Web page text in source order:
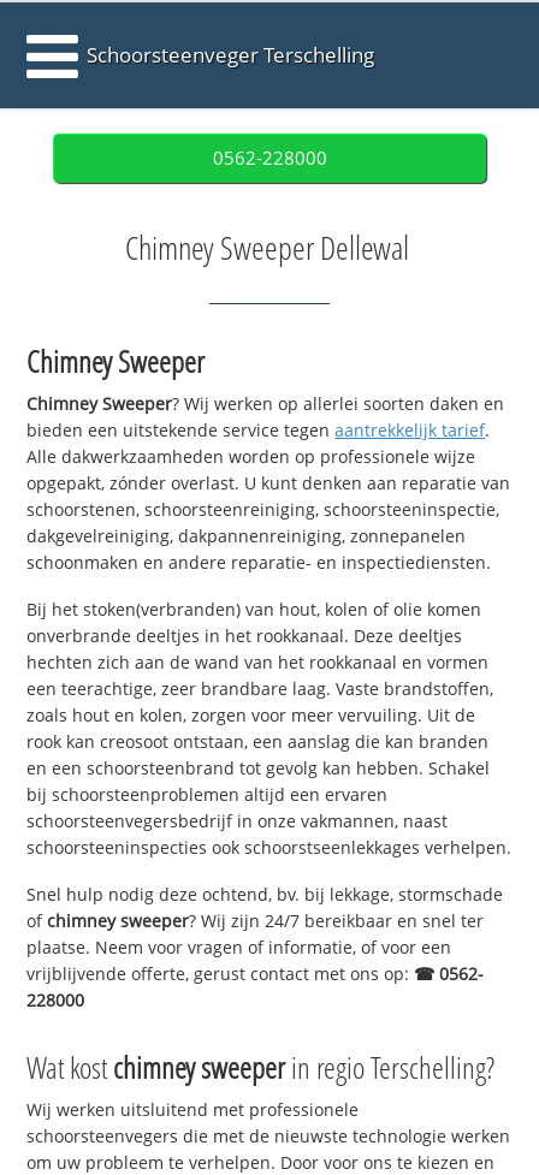
Schoorsteenveger Terschelling
0562-228000
Chimney Sweeper Dellewal
Chimney Sweeper
Chimney Sweeper? Wij werken op allerlei soorten daken en
bieden een uitstekende service tegenaantrekkelijk tarief.
Alle dakwerkzaamheden worden op professionele wijze
opgepakt, zónder overlast. U kunt denken aan reparatie van
schoorstenen, schoorsteenreiniging, schoorsteeninspectie,
dakgevelreiniging, dakpannenreiniging, zonnepanelen
schoonmaken en andere reparatie- en inspectiediensten.
Bij het stoken(verbranden) van hout, kolen of olie komen
onverbrande deeltjes in het rookkanaal. Deze deeltjes
hechten zich aan de wand van het rookkanaal en vormen
een teerachtige, zeer brandbare laag. Vaste brandstoffen,
zoals hout en kolen, zorgen voor meer vervuiling. Uit de
rook kan creosoot ontstaan, een aanslag die kan branden
en een schoorsteenbrand tot gevolg kan hebben. Schakel
bij schoorsteenproblemen altijd een ervaren
schoorsteenvegersbedrijf in onze vakmannen, naast
schoorsteeninspecties ook schoorstseenlekkages verhelpen.
Snel hulp nodig deze ochtend, bv. bij lekkage, stormschade
ofchimney sweeper? Wij zijn 24/7 bereikbaar en snel ter
plaatse. Neem voor vragen of informatie, of voor een
vrijblijvende offerte, gerust contact met ons op: ☎ 0562-
228000
Wat kostchimney sweeperin regio Terschelling?
Wij werken uitsluitend met professionele
schoorsteenvegers die met de nieuwste technologie werken
om uw probleem te verhelpen. Door voor ons te kiezen en